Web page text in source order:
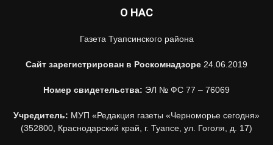
О НАС
Газета Туапсинского района
Сайт зарегистрирован в Роскомнадзоре 24.06.2019
Номер свидетельства: ЭЛ № ФС 77 – 76069
Учредитель: МУП «Редакция газеты «Черноморье сегодня»
(352800, Краснодарский край, г. Туапсе, ул. Гоголя, д. 17)